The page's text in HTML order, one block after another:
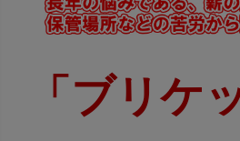
「ブリケ